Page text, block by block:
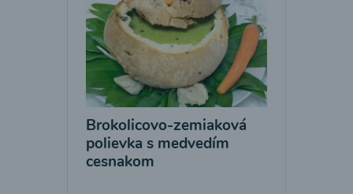
Brokolicovo-zemiaková
polievka s medvedím
cesnakom